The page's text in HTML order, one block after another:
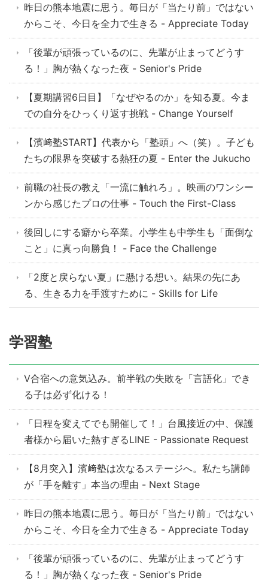
昨日の熊本地震に思う。毎日が「当たり前」ではない
からこそ、今日を全力で生きる - Appreciate Today
「後輩が頑張っているのに、先輩が止まってどうす
る！」胸が熱くなった夜 - Senior's Pride
【夏期講習6日目】「なぜやるのか」を知る夏。今ま
での自分をひっくり返す挑戦 - Change Yourself
【濱﨑塾START】代表から「塾頭」へ（笑）。子ども
たちの限界を突破する熱狂の夏 - Enter the Jukucho
前職の社長の教え「一流に触れろ」。映画のワンシー
ンから感じたプロの仕事 - Touch the First-Class
後回しにする癖から卒業。小学生も中学生も「面倒な
こと」に真っ向勝負！ - Face the Challenge
「2度と戻らない夏」に懸ける想い。結果の先にあ
る、生きる力を手渡すために - Skills for Life
学習塾
V合宿への意気込み。前半戦の失敗を「言語化」でき
る子は必ず化ける！
「日程を変えてでも開催して！」台風接近の中、保護
者様から届いた熱すぎるLINE - Passionate Request
【8月突入】濱﨑塾は次なるステージへ。私たち講師
が「手を離す」本当の理由 - Next Stage
昨日の熊本地震に思う。毎日が「当たり前」ではない
からこそ、今日を全力で生きる - Appreciate Today
「後輩が頑張っているのに、先輩が止まってどうす
る！」胸が熱くなった夜 - Senior's Pride